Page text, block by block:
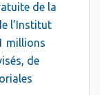
de la
l’Institut
millions
de